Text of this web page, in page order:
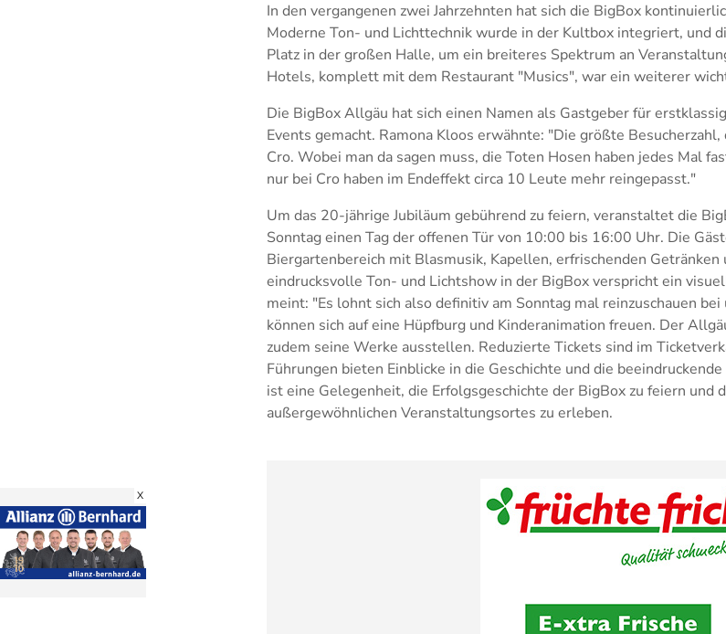
In den vergangenen zwei Jahrzehnten hat sich die BigBox
Moderne Ton- und Lichttechnik wurde in der Kultbox integriert, und
Platz in der großen Halle, um ein breiteres Spektrum an
Hotels, komplett mit dem Restaurant "Musics", war ein weiterer
Die BigBox Allgäu hat sich einen Namen als Gastgeber für
Events gemacht. Ramona Kloos erwähnte: "Die größte
Cro. Wobei man da sagen muss, die Toten Hosen haben jedes Mal
nur bei Cro haben im Endeffekt circa 10 Leute mehr reingepasst."
Um das 20-jährige Jubiläum gebührend zu feiern, veranstaltet die
Sonntag einen Tag der offenen Tür von 10:00 bis 16:00 Uhr. Die
Biergartenbereich mit Blasmusik, Kapellen, erfrischenden Getränken
eindrucksvolle Ton- und Lichtshow in der BigBox verspricht ein
meint: "Es lohnt sich also definitiv am Sonntag mal reinzuschauen
können sich auf eine Hüpfburg und Kinderanimation freuen. Der
zudem seine Werke ausstellen. Reduzierte Tickets sind im
Führungen bieten Einblicke in die Geschichte und die
ist eine Gelegenheit, die Erfolgsgeschichte der BigBox zu feiern und
außergewöhnlichen Veranstaltungsortes zu erleben.
X